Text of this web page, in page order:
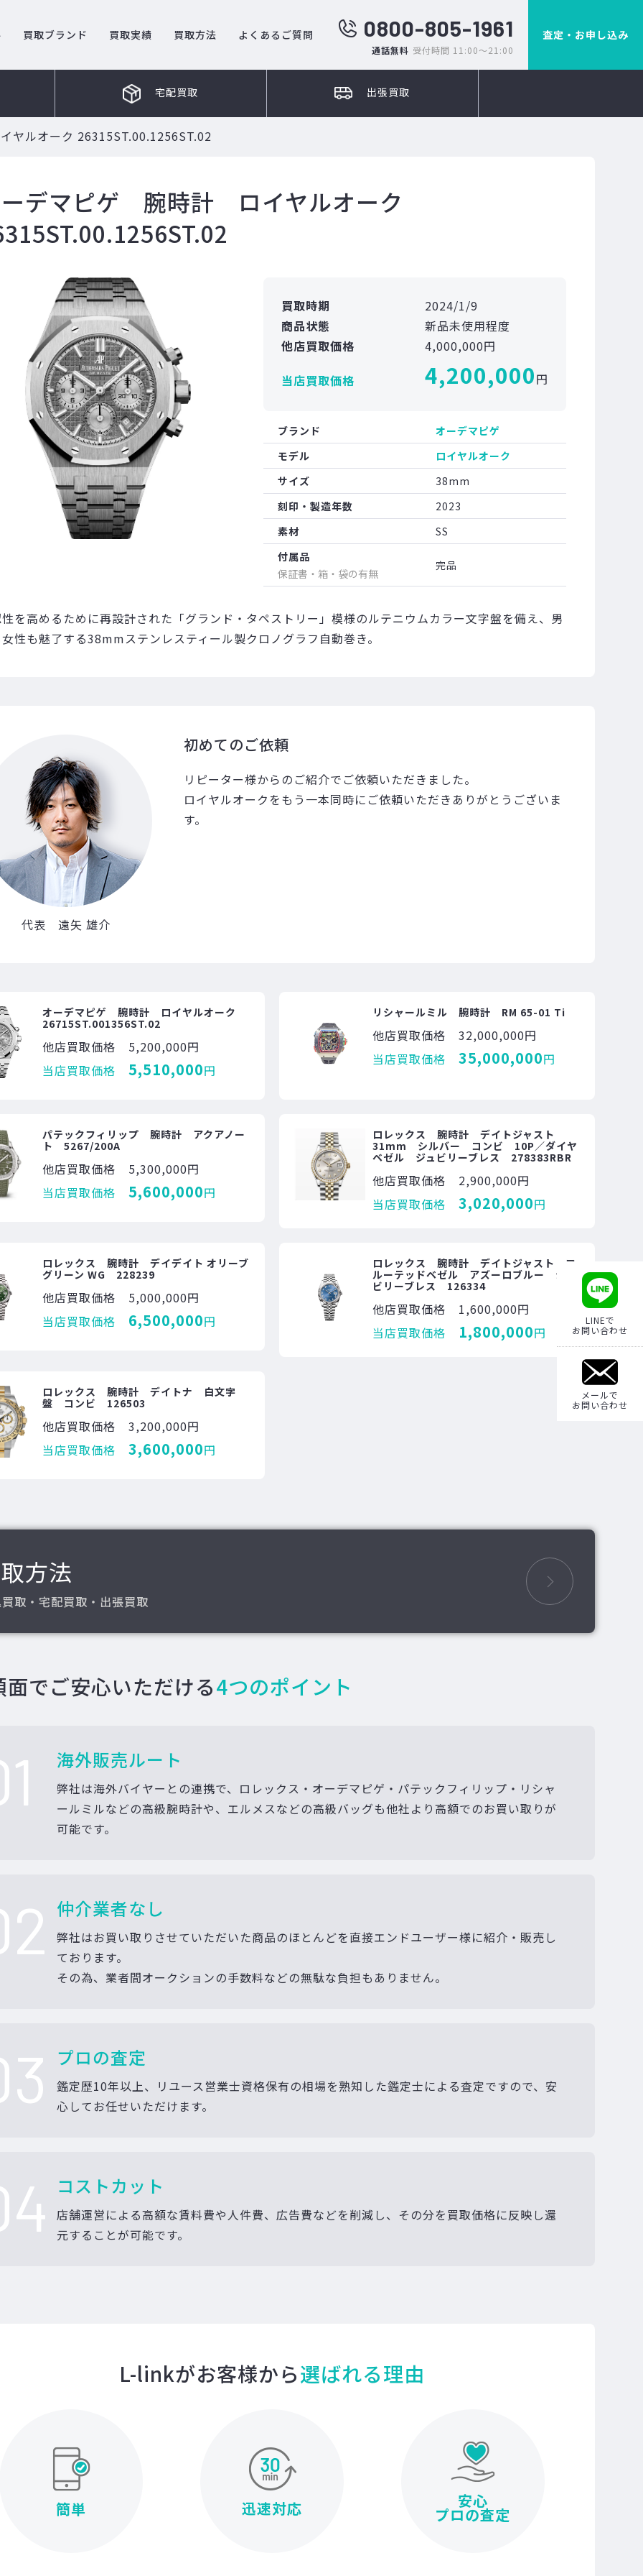
買取ブランド 買取実績 買取方法 よくあるご質問 0800-805-1961
通話無料 受付時間 11:00～21:00
査定・お申し込み
宅配買取 出張買取
ルオーク 26315ST.00.1256ST.02
デマピゲ 腕時計 ロイヤルオーク
買取時期
2024/1/9
商品状態
新品未使用程度
他店買取価格
4,000,000円
当店買取価格
4,200,000円
ブランド
オーデマピゲ
モデル
ロイヤルオーク
サイズ
38mm
刻印・製造年数
2023
素材
SS
付属品
保証書・箱・袋の有無
完品
を高めるために再設計された「グランド・タペストリー」模様のルテニウムカラー文字盤を備え、男
性も魅了する38mmステンレスティール製クロノグラフ自動巻き。
代表 遠矢 雄介
初めてのご依頼
リピーター様からのご紹介でご依頼いただきました。
ロイヤルオークをもう一本同時にご依頼いただきありがとうございま
す。
オーデマピゲ 腕時計 ロイヤルオーク
26715ST.001356ST.02
他店買取価格
5,200,000円
当店買取価格
5,510,000円
リシャールミル 腕時計 RM 65-01 Ti
他店買取価格
32,000,000円
当店買取価格
35,000,000円
パテックフィリップ 腕時計 アクアノー
ト 5267/200A
他店買取価格
5,300,000円
当店買取価格
5,600,000円
ロレックス 腕時計 デイトジャスト
31mm シルバー コンビ 10P／ダイヤ
ベゼル ジュビリーブレス 278383RBR
他店買取価格
2,900,000円
当店買取価格
3,020,000円
ロレックス 腕時計 デイデイト オリーブ
グリーン WG 228239
他店買取価格
5,000,000円
当店買取価格
6,500,000円
ロレックス 腕時計 デイトジャスト フ
ルーテッドベゼル アズーロブルー ジュ
ビリーブレス 126334
他店買取価格
1,600,000円
当店買取価格
1,800,000円
ロレックス 腕時計 デイトナ 白文字
盤 コンビ 126503
他店買取価格
3,200,000円
当店買取価格
3,600,000円
方法
取・宅配買取・出張買取
面でご安心いただける4つのポイント
海外販売ルート
弊社は海外バイヤーとの連携で、ロレックス・オーデマピゲ・パテックフィリップ・リシャ
ールミルなどの高級腕時計や、エルメスなどの高級バッグも他社より高額でのお買い取りが
可能です。
仲介業者なし
弊社はお買い取りさせていただいた商品のほとんどを直接エンドユーザー様に紹介・販売し
ております。
その為、業者間オークションの手数料などの無駄な負担もありません。
プロの査定
鑑定歴10年以上、リユース営業士資格保有の相場を熟知した鑑定士による査定ですので、安
心してお任せいただけます。
コストカット
店舗運営による高額な賃料費や人件費、広告費などを削減し、その分を買取価格に反映し還
元することが可能です。
L-linkがお客様から選ばれる理由
簡単 迅速対応 安心
プロの査定
LINEで
お問い合わせ
メールで
お問い合わせ